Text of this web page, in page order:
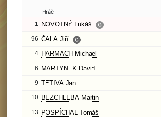
Hráč
1
NOVOTNÝ Lukáš
96 ČALA Jiří
4 HARMACH Michael
6 MARTYNEK David
9 TETIVA Jan
10 BEZCHLEBA Martin
13 POSPÍCHAL Tomáš